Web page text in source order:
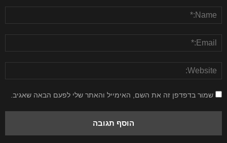
שמור בדפדפן זה את השם, האימייל והאתר שלי לפעם הבאה שאגיב.